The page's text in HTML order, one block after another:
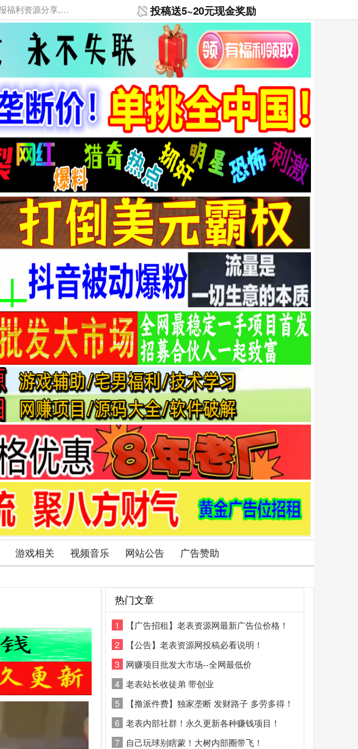
本网站提供资源工具下载，大老表资源工具，大表哥资源网软件工具，大老表资源下载，活动线报福利资源分享,活动线报，大型网游经典游戏，网络热门技术游戏辅助交流与分享。 投稿送5~20元现金奖励
游戏相关 视频音乐 网站公告 广告赞助
热门文章
1
【广告招租】老表资源网最新广告位价格！
2
【公告】老表资源网投稿必看说明！
3 网赚项目批发大市场--全网最低价
4 老表站长收徒弟 带创业
5
【撸派件费】独家垄断 发财路子 多劳多得！
6 老表内部社群！永久更新各种赚钱项目！
7 自己玩球别瞎蒙！大树内部圈带飞！